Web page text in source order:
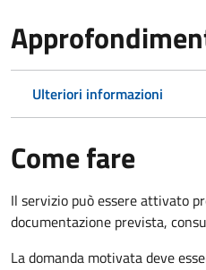
Ulteriori informazioni
Come fare
Il servizio può essere attivato
documentazione prevista,
La domanda motivata deve